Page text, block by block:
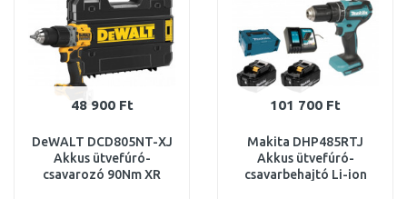
48 900 Ft
DeWALT DCD805NT-XJ
Akkus ütvefúró-
csavarozó 90Nm XR
101 700 Ft
Makita DHP485RTJ
Akkus ütvefúró-
csavarbehajtó Li-ion